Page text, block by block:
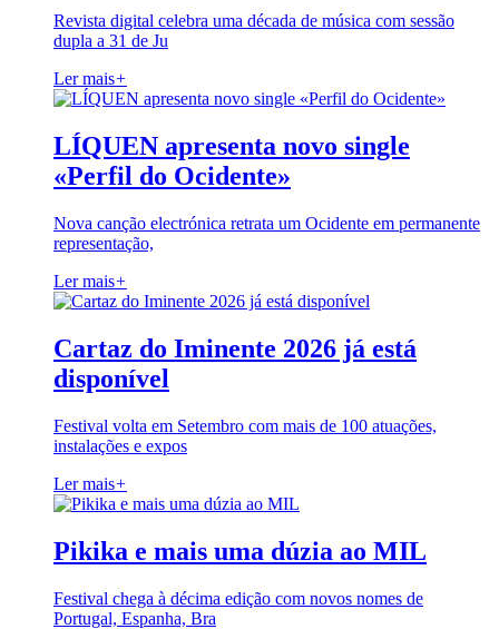
Revista digital celebra uma década de música com sessão
dupla a 31 de Ju
Ler mais+
LÍQUEN apresenta novo single
«Perfil do Ocidente»
Nova canção electrónica retrata um Ocidente em permanente
representação,
Ler mais+
Cartaz do Iminente 2026 já está
disponível
Festival volta em Setembro com mais de 100 atuações,
instalações e expos
Ler mais+
Pikika e mais uma dúzia ao MIL
Festival chega à décima edição com novos nomes de
Portugal, Espanha, Bra